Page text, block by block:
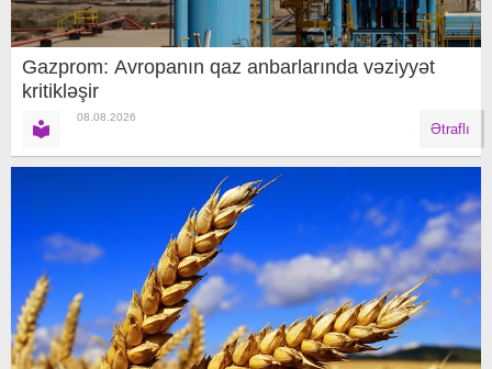
Gazprom: Avropanın qaz anbarlarında vəziyyət
kritikləşir
08.08.2026
Ətraflı